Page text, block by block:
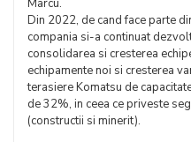
Marcu.
Din 2022, de cand face parte
compania si-a continuat
consolidarea si cresterea
echipamente noi si cresterea
terasiere Komatsu de
de 32%, in ceea ce priveste
(constructii si minerit).